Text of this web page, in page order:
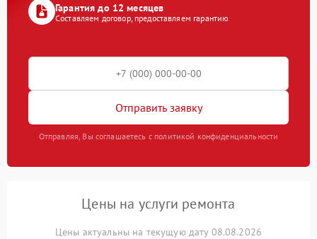
Гарантия до 12 месяцев
Составляем договор, предоставляем гарантию
Отправить заявку
Отправляя, Вы соглашаетесь с политикой конфиденциальности
Цены на услуги ремонта
Цены актуальны на текущую дату 08.08.2026